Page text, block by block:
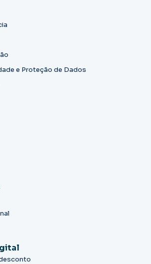
e Proteção de Dados